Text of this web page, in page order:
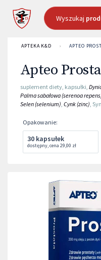
Wyszukaj
APTEKA K&D › APTEO
Apteo
suplement diety, kapsułki,
Palma sabałowa (serenoa
Selen (selenium), Cynk (zinc),
Opakowanie:
30 kapsułek
dostępny,cena 29,00 zł